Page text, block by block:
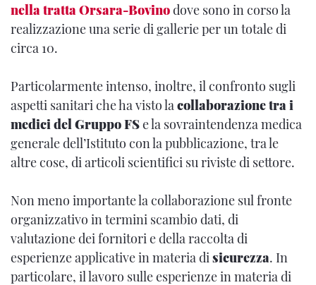
nella tratta Orsara-Bovinodove sono in corso la
realizzazione una serie di gallerie per un totale di
circa 10.
Particolarmente intenso, inoltre, il confronto sugli
aspetti sanitari che ha visto la collaborazione tra i
medici del Gruppo FSe la sovraintendenza medica
generale dell’Istituto con la pubblicazione, tra le
altre cose, di articoli scientifici su riviste di settore.
Non meno importante la collaborazione sul fronte
organizzativo in termini scambio dati, di
valutazione dei fornitori e della raccolta di
esperienze applicative in materia di sicurezza. In
particolare, il lavoro sulle esperienze in materia di